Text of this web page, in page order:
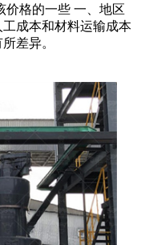
价格的一些 一、地区
成本和材料运输成本
差异。